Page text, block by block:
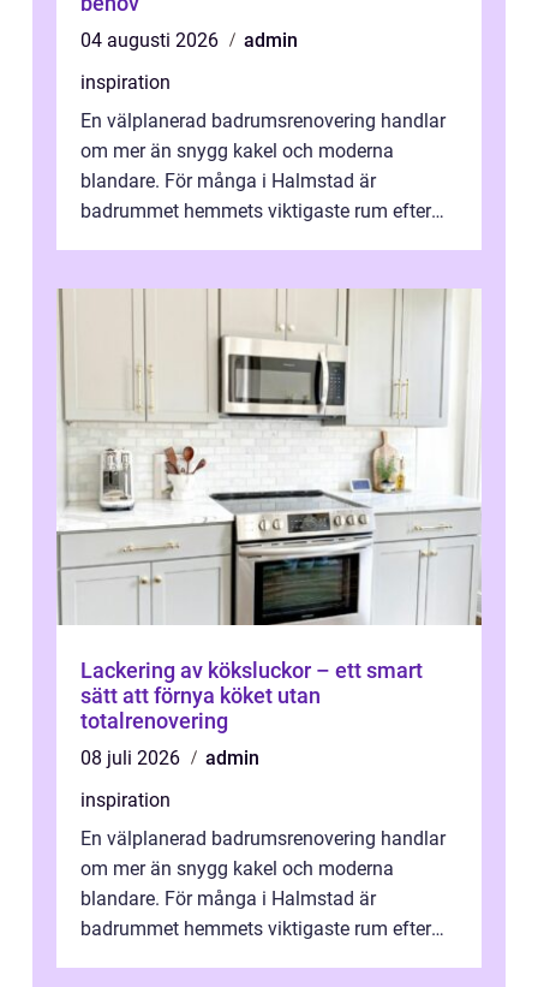
04 augusti 2026
admin
inspiration
En välplanerad badrumsrenovering handlar
om mer än snygg kakel och moderna
blandare. För många i Halmstad är
badrummet hemmets viktigaste rum efter
Lackering av köksluckor – ett smart
sätt att förnya köket utan
totalrenovering
08 juli 2026
admin
inspiration
En välplanerad badrumsrenovering handlar
om mer än snygg kakel och moderna
blandare. För många i Halmstad är
badrummet hemmets viktigaste rum efter